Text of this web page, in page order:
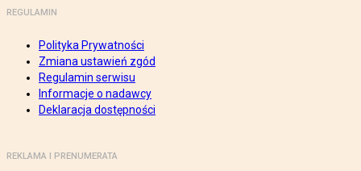
REGULAMIN
Polityka Prywatności
Zmiana ustawień zgód
Regulamin serwisu
Informacje o nadawcy
Deklaracja dostępności
REKLAMA I PRENUMERATA